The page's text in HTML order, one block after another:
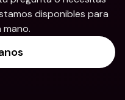
disponibles para